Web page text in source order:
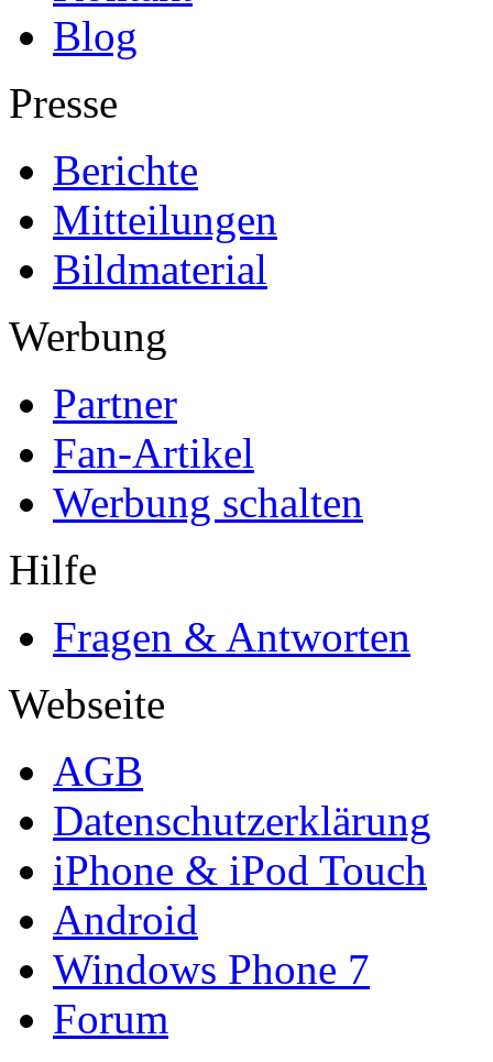
Blog
Presse
Berichte
Mitteilungen
Bildmaterial
Werbung
Partner
Fan-Artikel
Werbung schalten
Hilfe
Fragen & Antworten
Webseite
AGB
Datenschutzerklärung
iPhone & iPod Touch
Android
Windows Phone 7
Forum